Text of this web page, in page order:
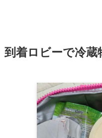
到着ロビーで冷蔵